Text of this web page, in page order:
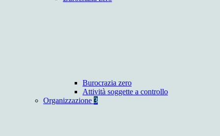
Burocrazia zero
Attività soggette a controllo
Organizzazione 3